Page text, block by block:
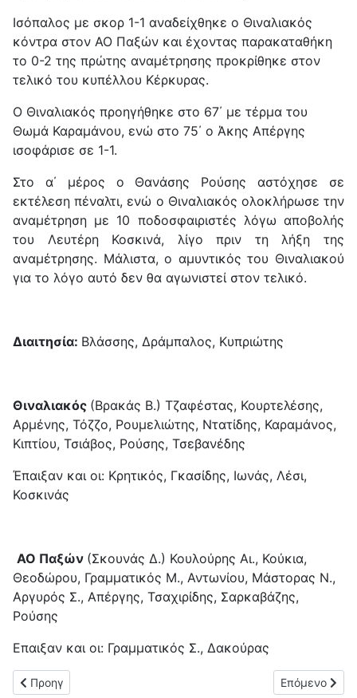
Ισόπαλος με σκορ 1-1 αναδείχθηκε ο Θιναλιακός
κόντρα στον ΑΟ Παξών και έχοντας παρακαταθήκη
το 0-2 της πρώτης αναμέτρησης προκρίθηκε στον
τελικό του κυπέλλου Κέρκυρας.
Ο Θιναλιακός προηγήθηκε στο 67΄ με τέρμα του
Θωμά Καραμάνου, ενώ στο 75΄ ο Άκης Απέργης
ισοφάρισε σε 1-1.
Στο α΄ μέρος ο Θανάσης Ρούσης αστόχησε σε
εκτέλεση πέναλτι, ενώ ο Θιναλιακός ολοκλήρωσε την
αναμέτρηση με 10 ποδοσφαιριστές λόγω αποβολής
του Λευτέρη Κοσκινά, λίγο πριν τη λήξη της
αναμέτρησης. Μάλιστα, ο αμυντικός του Θιναλιακού
για το λόγο αυτό δεν θα αγωνιστεί στον τελικό.
Διαιτησία: Βλάσσης, Δράμπαλος, Κυπριώτης
Θιναλιακός (Βρακάς Β.) Τζαφέστας, Κουρτελέσης,
Αρμένης, Τόζζο, Ρουμελιώτης, Ντατίδης, Καραμάνος,
Κιπτίου, Τσιάβος, Ρούσης, Τσεβανέδης
Έπαιξαν και οι: Κρητικός, Γκασίδης, Ιωνάς, Λέσι,
Κοσκινάς
ΑΟ Παξών (Σκουνάς Δ.) Κουλούρης Αι., Κούκια,
Θεοδώρου, Γραμματικός Μ., Αντωνίου, Μάστορας Ν.,
Αργυρός Σ., Απέργης, Τσαχιρίδης, Σαρκαβάζης,
Ρούσης
Επαιξαν και οι: Γραμματικός Σ., Δακούρας
Προηγούμενο άρθρο: Κυπελλούχος Κέρκυρας η ΑΕ Λευκίμμης
Προηγ Επόμενο
Επόμενο